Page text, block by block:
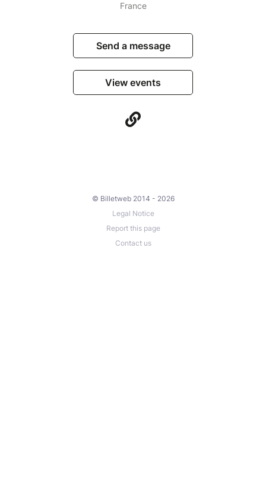
France
Send a message
View events
© Billetweb 2014 - 2026
Legal Notice
Report this page
Contact us